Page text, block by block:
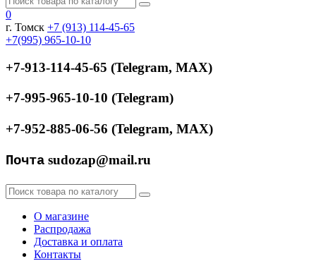
0
г. Томск +7 (913) 114-45-65
+7(995) 965-10-10
+7-913-114-45-65 (Telegram, МАХ)
+7-995-965-10-10 (Telegram)
+7-952-885-06-56 (Telegram, МАХ)
Почта sudozap@mail.ru
О магазине
Распродажа
Доставка и оплата
Контакты